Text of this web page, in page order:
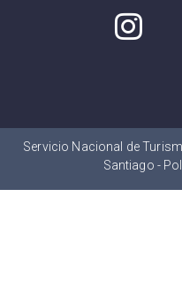
Servicio Nacional de
Santiago -